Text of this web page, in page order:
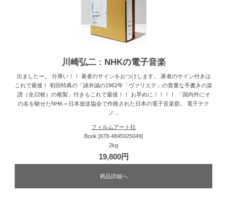
川崎弘二 : NHKの電子音楽
出ましたー。 分厚い！！ 著者のサインをおつけします。 著者のサイン付きは
これで最後！ 初回特典の「諸井誠の1962年「ヴァリエテ」の貴重な手書きの楽
譜（全22枚）の複製」付きもこれで最後！！ お早めに！！！！ 「国内外にそ
の名を馳せたNHK＝日本放送協会で作曲された日本の電子音楽群。 電子テク
ノ...
フィルムアート社
Book [978-4845925049]
2kg
19,800円
商品詳細へ